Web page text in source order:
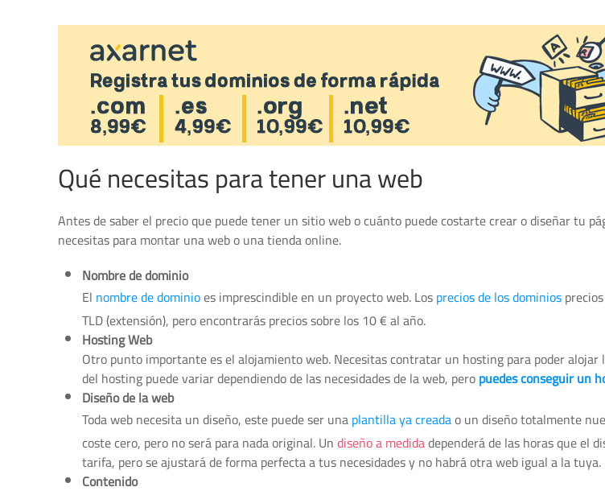
Qué necesitas para tener una web
Antes de saber el precio que puede tener un sitio web o cuánto puede costarte crear o diseñar tu
necesitas para montar una web o una tienda online.
Nombre de dominio
El nombre de dominioes imprescindible en un proyecto web. Losprecios de los dominios
TLD (extensión), pero encontrarás precios sobre los 10 € al año.
Hosting Web
Otro punto importante es el alojamiento web. Necesitas contratar un hosting para poder alojar
del hosting puede variar dependiendo de las necesidades de la web, peropuedes conseguir un
Diseño de la web
Toda web necesita un diseño, este puede ser unaplantilla ya creadao un diseño totalmente
coste cero, pero no será para nada original. Undiseño a medidadependerá de las horas que el
tarifa, pero se ajustará de forma perfecta a tus necesidades y no habrá otra web igual a la tuya.
Contenido